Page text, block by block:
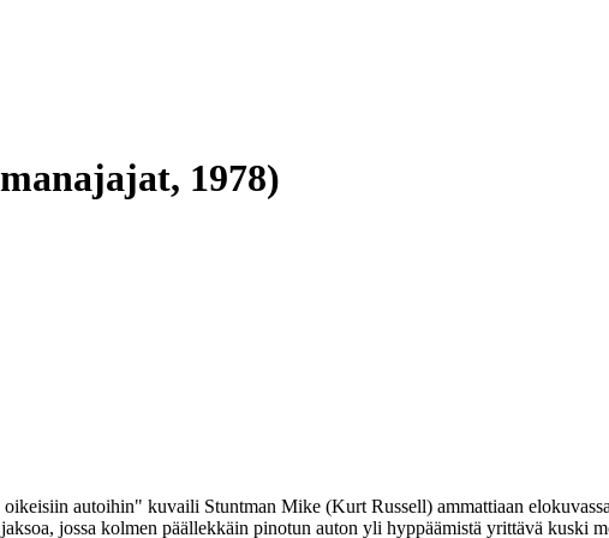
1978)
oikeisiin autoihin" kuvaili Stuntman Mike (Kurt Russell) ammattiaan elokuvassa
jossa kolmen päällekkäin pinotun auton yli hyppäämistä yrittävä kuski